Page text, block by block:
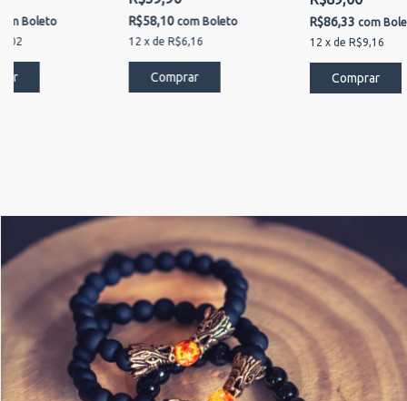
Boleto
R$58,10 com Boleto
12 x de R$6,16
R$86,33com
12 xdeR$9,16